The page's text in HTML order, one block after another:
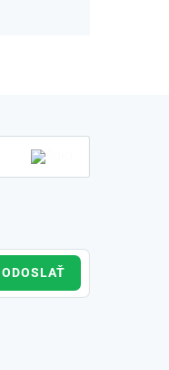
ODOSLAŤ